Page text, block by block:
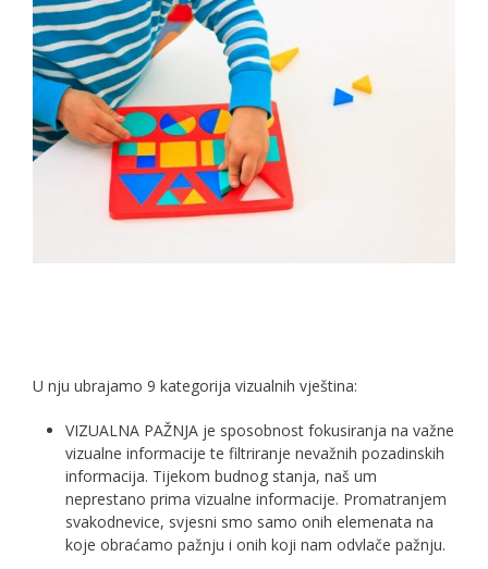
U nju ubrajamo 9 kategorija vizualnih vještina:
VIZUALNA PAŽNJA je sposobnost fokusiranja na važne
vizualne informacije te filtriranje nevažnih pozadinskih
informacija. Tijekom budnog stanja, naš um
neprestano prima vizualne informacije. Promatranjem
svakodnevice, svjesni smo samo onih elemenata na
koje obraćamo pažnju i onih koji nam odvlače pažnju.